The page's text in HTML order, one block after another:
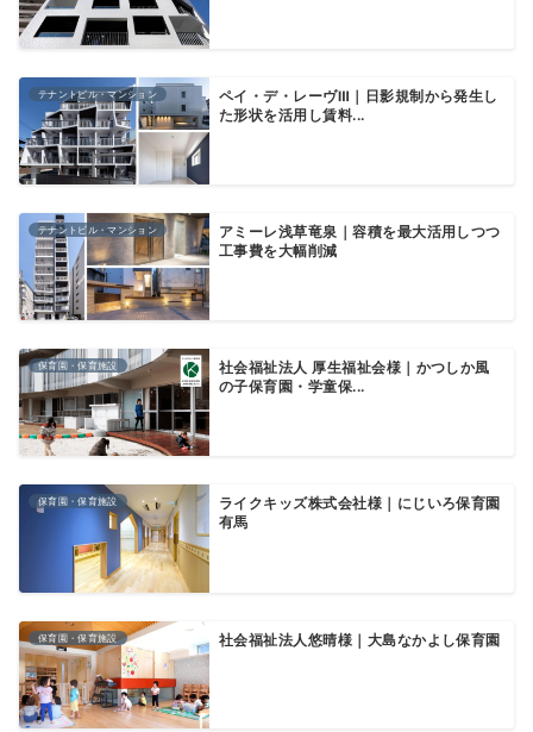
テナントビル・マンション
ペイ・デ・レーヴⅢ｜日影規制から発生し
た形状を活用し賃料...
テナントビル・マンション
アミーレ浅草竜泉｜容積を最大活用しつつ
工事費を大幅削減
保育園・保育施設
社会福祉法人 厚生福祉会様｜かつしか風
の子保育園・学童保...
保育園・保育施設
ライクキッズ株式会社様｜にじいろ保育園
有馬
保育園・保育施設 社会福祉法人悠晴様｜大島なかよし保育園